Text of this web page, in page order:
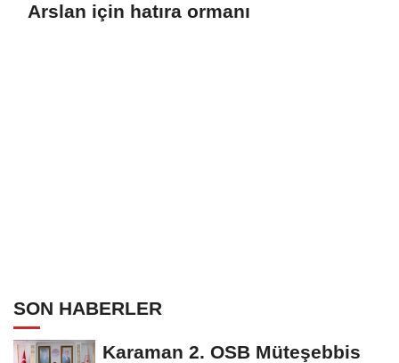
Arslan için hatıra ormanı
SON HABERLER
Karaman 2. OSB Müteşebbis